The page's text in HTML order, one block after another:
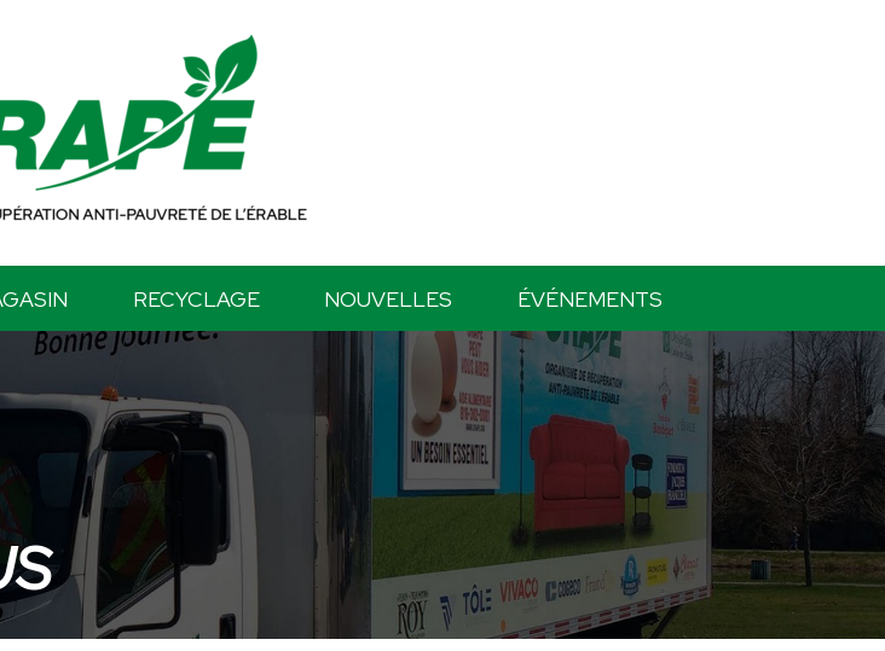
RECYCLAGE NOUVELLES ÉVÉNEMENTS